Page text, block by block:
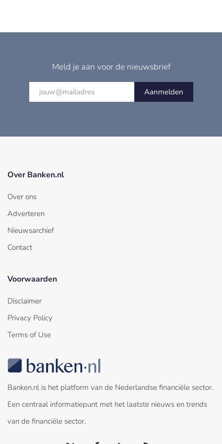
Meld je aan voor de nieuwsbrief
Aanmelden
Over Banken.nl
Over ons
Adverteren
Nieuwsarchief
Contact
Voorwaarden
Disclaimer
Privacy Policy
Terms of Use
Banken.nl is het platform van de Nederlandse financiële sector.
Een centraal informatiepunt met het laatste nieuws en trends
van de financiële sector.